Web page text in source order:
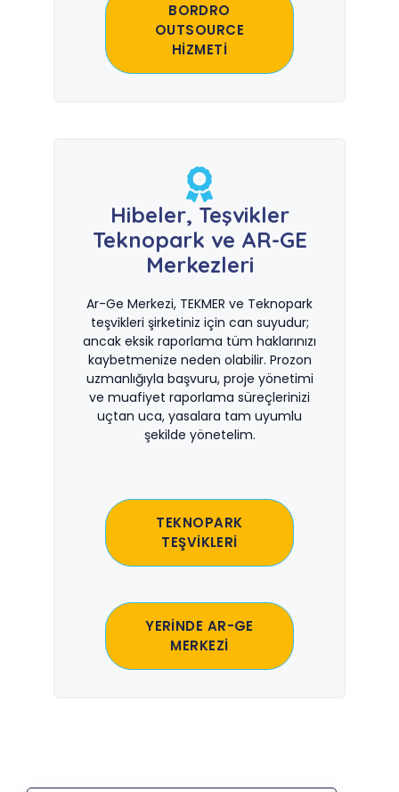
BORDRO
OUTSOURCE
HİZMETİ
Hibeler, Teşvikler
Teknopark ve AR-GE
Merkezleri
Ar-Ge Merkezi, TEKMER ve Teknopark
teşvikleri şirketiniz için can suyudur;
ancak eksik raporlama tüm haklarınızı
kaybetmenize neden olabilir. Prozon
uzmanlığıyla başvuru, proje yönetimi
ve muafiyet raporlama süreçlerinizi
uçtan uca, yasalara tam uyumlu
şekilde yönetelim.
TEKNOPARK
TEŞVİKLERİ
YERİNDE AR-GE
MERKEZİ